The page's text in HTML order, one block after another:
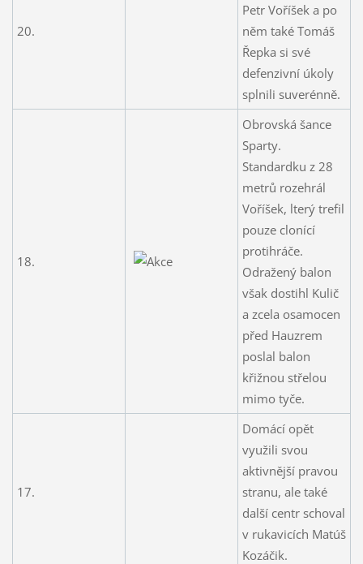
20.
Petr Voříšek a po
něm také Tomáš
Řepka si své
defenzivní úkoly
splnili suverénně.
18.
Obrovská šance
Sparty.
Standardku z 28
metrů rozehrál
Voříšek, lterý trefil
pouze clonící
protihráče.
Odražený balon
však dostihl Kulič
a zcela osamocen
před Hauzrem
poslal balon
křižnou střelou
mimo tyče.
17.
Domácí opět
využili svou
aktivnější pravou
stranu, ale také
další centr schoval
v rukavicích Matúš
Kozáčik.